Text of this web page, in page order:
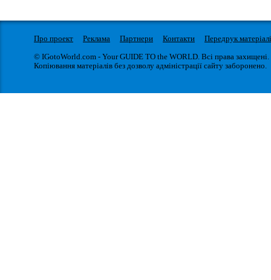
Про проект Реклама Партнери Контакти
Передрук
© IGotoWorld.com - Your GUIDE TO the WORLD. Всі права захищені.
Копіювання матеріалів без дозволу адміністрації сайту заборонено.